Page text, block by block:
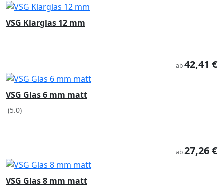
VSG Klarglas 12 mm
ab42,41 €
VSG Glas 6 mm matt
(5.0)
ab27,26 €
VSG Glas 8 mm matt